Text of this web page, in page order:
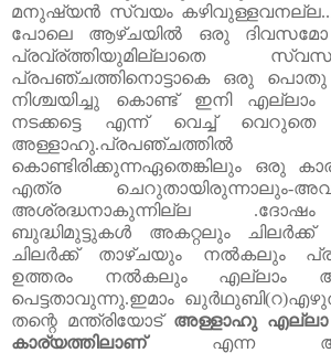
മനുഷ്യൻ സ്വയം
പോലെ ആഴ്ചയിൽ ഒരു ദിവസമോ
പ്രവ്ര്‌ത്തിയുമില്ലാതെ
പ്രപഞ്ചത്തിനൊട്ടാകെ ഒരു
നിശ്ചയിച്ചു കൊണ്ട് ഇനി എല്ലാം
നടക്കട്ടെ എന്ന് വെച്ച് വെറുതെ
കൊണ്ടിരിക്കുന്നഏതെങ്കിലും ഒരു
എത്ര ചെറുതായിരുന്നാലും-
അശ്രദ്ധനാകുന്നില്ല
ബുദ്ധിമുട്ടുകൾ അകറ്റലും
ചിലർക്ക് താഴ്ചയും നൽകലും
ഉത്തരം നൽകലും എല്ലാം
പെട്ടതാവുന്നു.ഇമാം
തന്റെ മന്ത്രിയോട് അള്ളാഹു
കാര്യത്തിലാണ്എന്ന